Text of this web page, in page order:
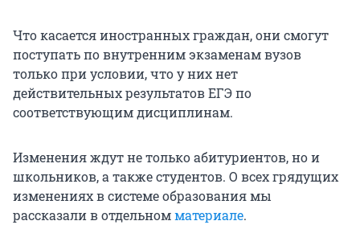
Что касается иностранных граждан, они смогут
поступать по внутренним экзаменам вузов
только при условии, что у них нет
действительных результатов ЕГЭ по
соответствующим дисциплинам.
Изменения ждут не только абитуриентов, но и
школьников, а также студентов. О всех грядущих
изменениях в системе образования мы
рассказали в отдельномматериале.